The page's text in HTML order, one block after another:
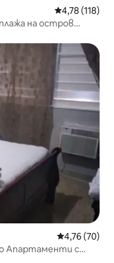
Средна
4,78 (118)
на остров
Средна
4,76 (70)